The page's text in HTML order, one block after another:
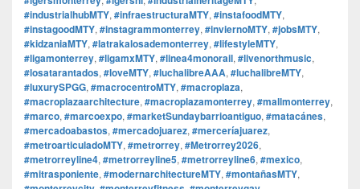
#industrialhubMTY, #infraestructuraMTY, #instafoodMTY,
#instagoodMTY, #instagrammonterrey, #inviernoMTY, #jobsMTY,
#kidzaniaMTY, #latrakalosademonterrey, #lifestyleMTY,
#ligamonterrey, #ligamxMTY, #linea4monorail, #livenorthmusic,
#losatarantados, #loveMTY, #luchalibreAAA, #luchalibreMTY,
#luxurySPGG, #macrocentroMTY, #macroplaza,
#macroplazaarchitecture, #macroplazamonterrey, #mallmonterrey,
#marco, #marcoexpo, #marketSundaybarrioantiguo, #matacánes,
#mercadoabastos, #mercadojuarez, #merceríajuarez,
#metroarticuladoMTY, #metrorrey, #Metrorrey2026,
#metrorreyline4, #metrorreyline5, #metrorreyline6, #mexico,
#mitrasponiente, #modernarchitectureMTY, #montañasMTY,